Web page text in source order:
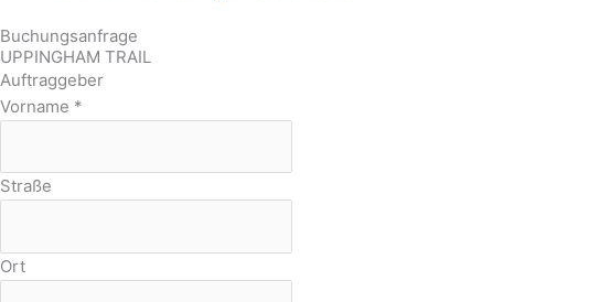
Buchungsanfrage
UPPINGHAM TRAIL
Auftraggeber
Vorname *
Straße
Ort